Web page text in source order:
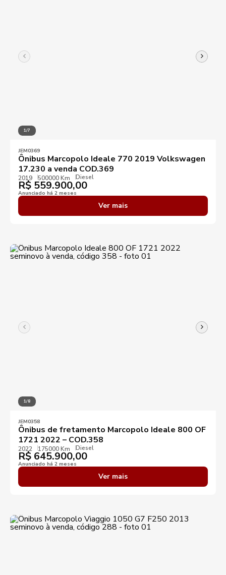
1/7
JEM0369
Ônibus Marcopolo Ideale 770 2019 Volkswagen
17.230 a venda COD.369
2019 500000 Km Diesel
R$ 559.900,00
Anunciado há 2 meses
Ver mais
1/8
JEM0358
Ônibus de fretamento Marcopolo Ideale 800 OF
1721 2022 – COD.358
2022 175000 Km Diesel
R$ 645.900,00
Anunciado há 2 meses
Ver mais